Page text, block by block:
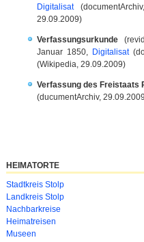
Digitalisat
29.09.2009)
Verfassungsurkunde
Januar 1850, Digitalisat
(Wikipedia, 29.09.2009)
Verfassung des Freistaats
(ducumentArchiv,
HEIMATORTE
Navigation
überspringen
Stadtkreis Stolp
Landkreis Stolp
Nachbarkreise
Heimatreisen
Museen